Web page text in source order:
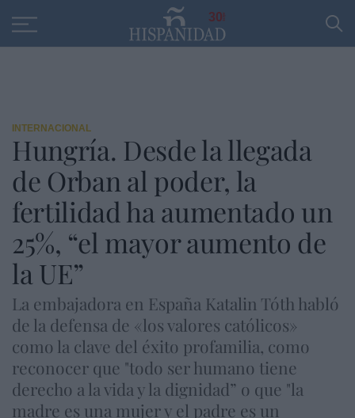
30
INTERNACIONAL
Hungría. Desde la llegada
de Orban al poder, la
fertilidad ha aumentado un
25%, “el mayor aumento de
la UE”
La embajadora en España Katalin Tóth habló
de la defensa de «los valores católicos»
como la clave del éxito profamilia, como
reconocer que "todo ser humano tiene
derecho a la vida y la dignidad” o que "la
madre es una mujer y el padre es un